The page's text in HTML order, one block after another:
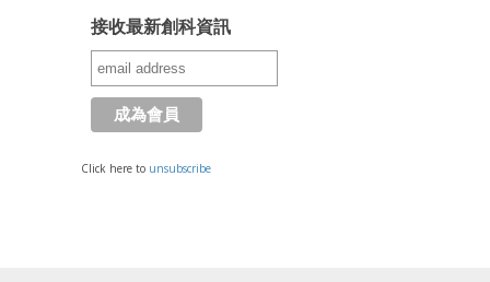
接收最新創科資訊
Click here to unsubscribe